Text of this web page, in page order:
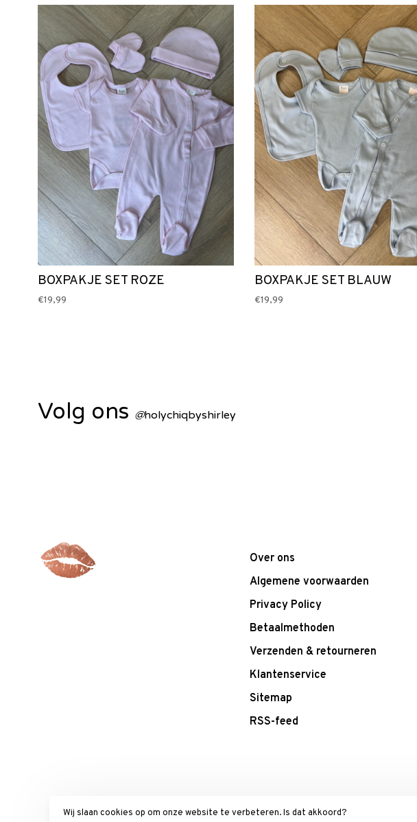
BOXPAKJE SET ROZE
€19,99
BOXPAKJE SET BLAUW
€19,99
Volg ons @holychiqbyshirley
Over ons
Algemene voorwaarden
Privacy Policy
Betaalmethoden
Verzenden & retourneren
Klantenservice
Sitemap
RSS-feed
Wij slaan cookies op om onze website te verbeteren. Is dat akkoord?